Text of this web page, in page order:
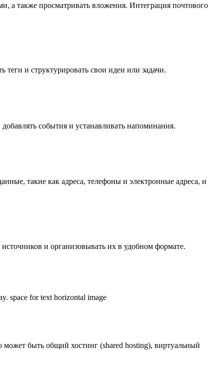
а также просматривать вложения. Интеграция почтового
теги и структурировать свои идеи или задачи.
события и устанавливать напоминания.
такие как адреса, телефоны и электронные адреса, и
и организовывать их в удобном формате.
быть общий хостинг (shared hosting), виртуальный